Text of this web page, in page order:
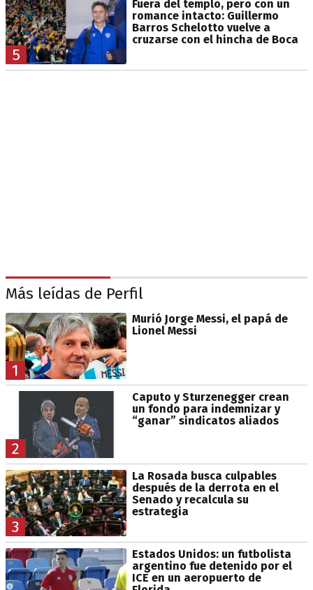
5
Fuera del templo, pero con un
romance intacto: Guillermo
Barros Schelotto vuelve a
cruzarse con el hincha de Boca
Más leídas de Perfil
1
Murió Jorge Messi, el papá de
Lionel Messi
2
Caputo y Sturzenegger crean
un fondo para indemnizar y
“ganar” sindicatos aliados
3
La Rosada busca culpables
después de la derrota en el
Senado y recalcula su
estrategia
Estados Unidos: un futbolista
argentino fue detenido por el
ICE en un aeropuerto de